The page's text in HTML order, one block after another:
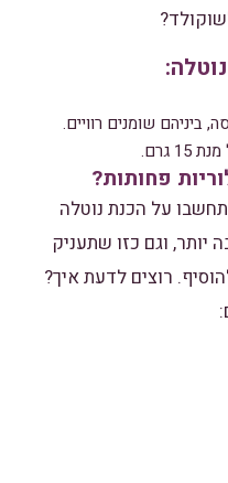
פחותות?
על הכנת נוטלה
יותר, וגם כזו שתעניק
רוצים לדעת איך?